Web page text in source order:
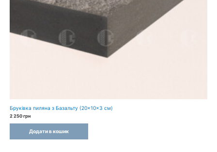
Бруківка пиляна з Базальту (20×10×3 см)
2 250грн
Додати в кошик